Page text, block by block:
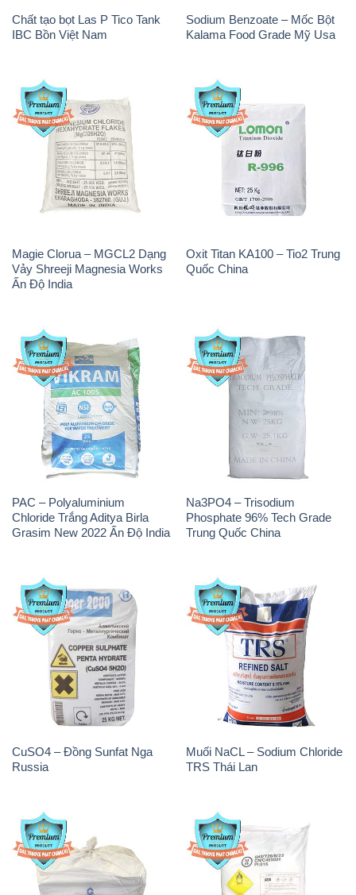
PAC – Polyaluminium
Chloride Trắng Aditya Birla
Grasim New 2022 Ấn Độ India
Na3PO4 – Trisodium
Phosphate 96% Tech Grade
Trung Quốc China
CuSO4 – Đồng Sunfat Nga
Russia
Muối NaCL – Sodium Chloride
TRS Thái Lan
Sodium Bicarbonate – Bicar
NaHCO3 Food Grade 3 Chữ
GGG Bao Jumbo ( Bành )
Trung Quốc China
Sodium Percarbonate Dạng
Bột Trung Quốc China
THÔNG TIN
Giới thiệu
Sản phẩm